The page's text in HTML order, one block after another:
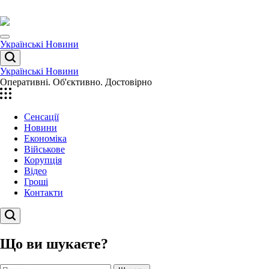
до
вмісту
Menu
Українські Новини
Пошук
Українські Новини
Оперативні. Об'єктивно. Достовірно
Сенсації
Новини
Економіка
Військове
Корупція
Відео
Гроші
Контакти
Пошук
Що ви шукаєте?